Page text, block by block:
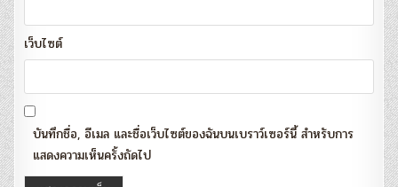
เว็บไซต์
บันทึกชื่อ, อีเมล และชื่อเว็บไซต์ของฉันบนเบราว์เซอร์นี้ สำหรับการ
แสดงความเห็นครั้งถัดไป